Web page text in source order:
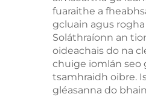
fuaraithe a
gcluain agus
Soláthraíonn an
oideachais do na
chuige iomlán seo
tsamhraidh oibre.
gléasanna do